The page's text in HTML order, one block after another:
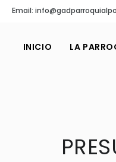
Email:
INICIO LA